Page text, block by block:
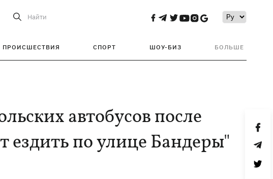
Найти
ПРОИСШЕСТВИЯ СПОРТ ШОУ-БИЗ БОЛЬШЕ
автобусов после
ездить по улице Бандеры"